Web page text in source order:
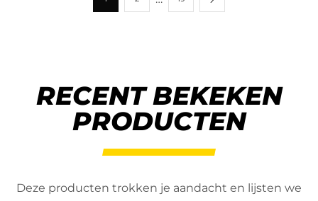
RECENT BEKEKEN
PRODUCTEN
Deze producten trokken je aandacht en lijsten we